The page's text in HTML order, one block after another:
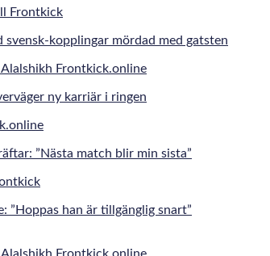
svensk-kopplingar mördad med gatsten
ny karriär i ringen
”Nästa match blir min sista”
”Hoppas han är tillgänglig snart”